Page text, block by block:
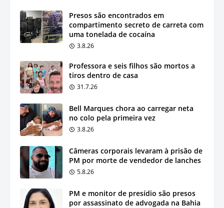
Presos são encontrados em
compartimento secreto de carreta com
uma tonelada de cocaína
3.8.26
Professora e seis filhos são mortos a
tiros dentro de casa
31.7.26
Bell Marques chora ao carregar neta
no colo pela primeira vez
3.8.26
Câmeras corporais levaram à prisão de
PM por morte de vendedor de lanches
5.8.26
PM e monitor de presídio são presos
por assassinato de advogada na Bahia